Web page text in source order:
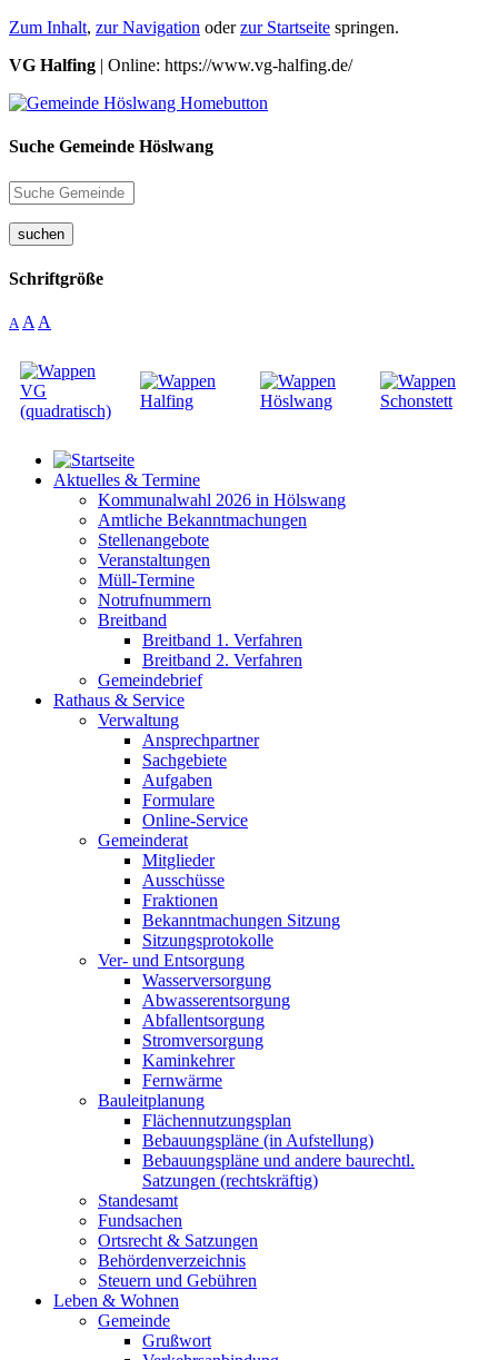
Zum Inhalt, zur Navigation oderzur Startseite springen.
VG Halfing | Online: https://www.vg-halfing.de/
Suche Gemeinde Höslwang
suchen
Schriftgröße
A A A
Aktuelles & Termine
Kommunalwahl 2026 in Hölswang
Amtliche Bekanntmachungen
Stellenangebote
Veranstaltungen
Müll-Termine
Notrufnummern
Breitband
Breitband 1. Verfahren
Breitband 2. Verfahren
Gemeindebrief
Rathaus & Service
Verwaltung
Ansprechpartner
Sachgebiete
Aufgaben
Formulare
Online-Service
Gemeinderat
Mitglieder
Ausschüsse
Fraktionen
Bekanntmachungen Sitzung
Sitzungsprotokolle
Ver- und Entsorgung
Wasserversorgung
Abwasserentsorgung
Abfallentsorgung
Stromversorgung
Kaminkehrer
Fernwärme
Bauleitplanung
Flächennutzungsplan
Bebauungspläne (in Aufstellung)
Bebauungspläne und andere baurechtl.
Satzungen (rechtskräftig)
Standesamt
Fundsachen
Ortsrecht & Satzungen
Behördenverzeichnis
Steuern und Gebühren
Leben & Wohnen
Gemeinde
Grußwort